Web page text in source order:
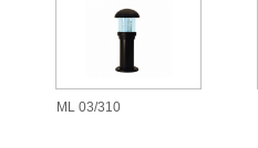
ML 03/310